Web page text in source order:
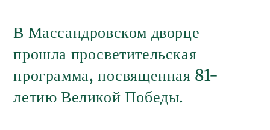
В Массандровском дворце
прошла просветительская
программа, посвященная 81-
летию Великой Победы.